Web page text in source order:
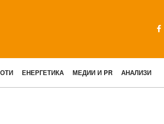
ЕНЕРГЕТИКА МЕДИИ И PR АНАЛИЗИ